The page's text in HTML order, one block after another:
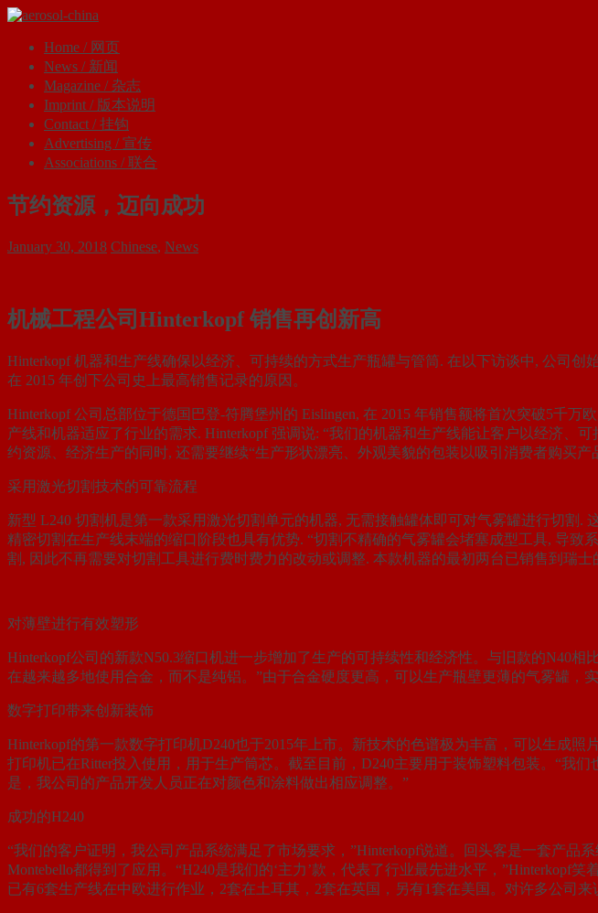
Home / 网页
News / 新闻
Magazine / 杂志
Imprint / 版本​说明
Contact / 挂钩
Advertising / 宣传
Associations / 联合
节约资源，迈向成功
January 30, 2018 Chinese, News
机械工程公司 Hinterkopf 销售再创新高
Hinterkopf 机器和生产线确保以经济、可持续的方式生产瓶罐与管筒. 在以下访谈中, 公司创
在 2015 年创下公司史上最高销售记录的原因。
Hinterkopf 公司总部位于德国巴登-符腾堡州的 Eislingen, 在 2015 年销售额将首次突破5千
产线和机器适应了行业的需求. Hinterkopf 强调说: “我们的机器和生产线能让客户以经济、
约资源、经济生产的同时, 还需要继续“生产形状漂亮、外观美貌的包装以吸引消费者购买产
采用激光切割技术的可靠流程
新型 L240 切割机是第一款采用激光切割单元的机器, 无需接触罐体即可对气雾罐进行切割
精密切割在生产线末端的缩口阶段也具有优势. “切割不精确的气雾罐会堵塞成型工具, 导致
割, 因此不再需要对切割工具进行费时费力的改动或调整. 本款机器的最初两台已销售到瑞士
对薄壁进行有效塑形
Hinterkopf公司的新款N50.3缩口机进一步增加了生产的可持续性和经济性。与旧款的N40
在越来越多地使用合金，而不是纯铝。”由于合金硬度更高，可以生产瓶壁更薄的气雾罐，
数字打印带来创新装饰
Hinterkopf的第一款数字打印机D240也于2015年上市。新技术的色谱极为丰富，可以生成
打印机已在Ritter投入使用，用于生产筒芯。截至目前，D240主要用于装饰塑料包装。“我
是，我公司的产品开发人员正在对颜色和涂料做出相应调整。”
成功的H240
“我们的客户证明，我公司产品系统满足了市场要求，”Hinterkopf说道。回头客是一套产品
Montebello都得到了应用。“H240是我们的‘主力’款，代表了行业最先进水平，
已有6套生产线在中欧进行作业，2套在土耳其，2套在英国，另有1套在美国。对许多公司来